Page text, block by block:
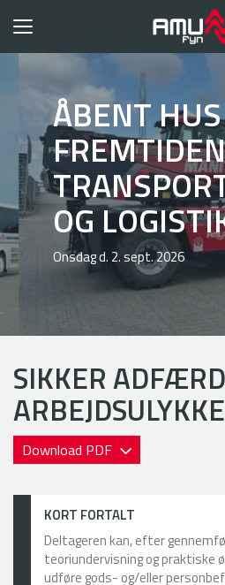
Toggle
ÅBENT
OG
Onsdag d. 2. sept. 2026
SIKKER
Download PDF
KORT FORTALT
Deltageren kan, efter
teoriundervisning og praktiske
udføre gods- og/eller